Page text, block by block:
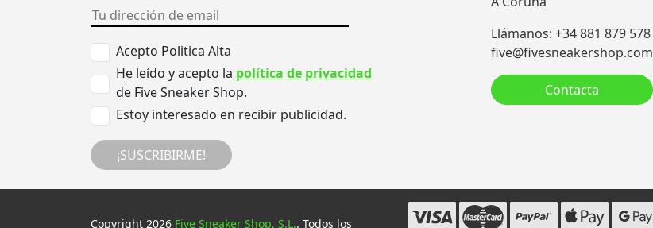
Acepto Politica Alta
He leído y acepto la política de privacidad
de Five Sneaker Shop.
Estoy interesado en recibir publicidad.
¡SUSCRIBIRME!
Llámanos: +34 881 879 578
five@fivesneakershop.com
Contacta
Copyright 2026 Five Sneaker Shop, S.L.. Todos los